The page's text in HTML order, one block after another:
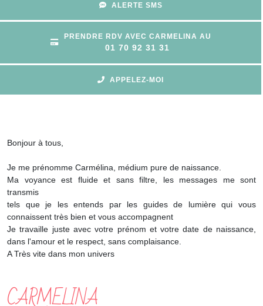
ALERTE SMS
PRENDRE RDV AVEC CARMELINA AU
01 70 92 31 31
APPELEZ-MOI
Bonjour à tous,
Je me prénomme Carmélina, médium pure de naissance.
Ma voyance est fluide et sans filtre, les messages me sont
transmis
tels que je les entends par les guides de lumière qui vous
connaissent très bien et vous accompagnent
Je travaille juste avec votre prénom et votre date de naissance,
dans l'amour et le respect, sans complaisance.
A Très vite dans mon univers
CARMELINA